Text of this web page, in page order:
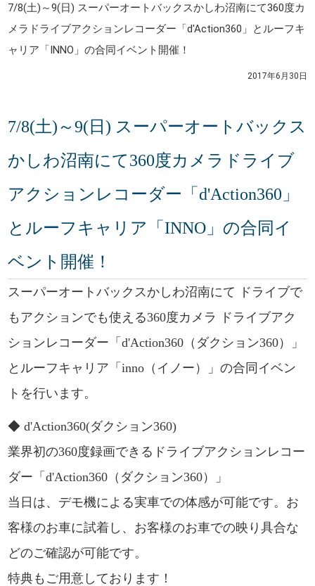
7/8(土)～9(日) スーパーオートバックスかしわ沼南にて360度カ
メラドライブアクションレコーダー「d'Action360」とルーフキ
ャリア「INNO」の合同イベント開催！
2017年6月30日
7/8(土)～9(日) スーパーオートバックス
かしわ沼南にて360度カメラドライブ
アクションレコーダー「d'Action360」
とルーフキャリア「INNO」の合同イ
ベント開催！
スーパーオートバックスかしわ沼南にて ドライブで
もアクションでも使える360度カメラ ドライブアク
ションレコーダー「d'Action360（ダクション360）」
とルーフキャリア「inno（イノー）」の合同イベン
トを行います。
◆ d'Action360(ダクション360)
業界初の360度録画できるドライブアクションレコー
ダー「d'Action360（ダクション360）」
当日は、デモ機による実車での体感が可能です。お
客様のお車に試着し、お客様のお車での映り具合な
どのご確認が可能です。
特典もご用意しております！